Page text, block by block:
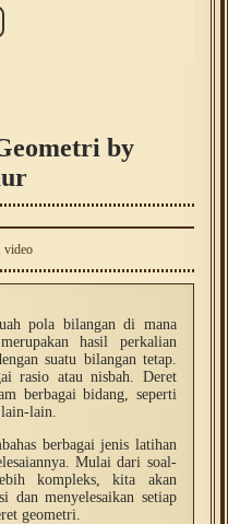
by
video
pola bilangan di mana
hasil perkalian
suatu bilangan tetap.
rasio atau nisbah. Deret
berbagai bidang, seperti
lain.
berbagai jenis latihan
Mulai dari soal-
kompleks, kita akan
dan menyelesaikan setiap
geometri.